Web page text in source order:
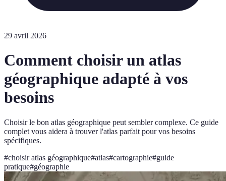
29 avril 2026
Comment choisir un atlas
géographique adapté à vos
besoins
Choisir le bon atlas géographique peut sembler complexe. Ce guide
complet vous aidera à trouver l'atlas parfait pour vos besoins
spécifiques.
#choisir atlas géographique#atlas#cartographie#guide
pratique#géographie